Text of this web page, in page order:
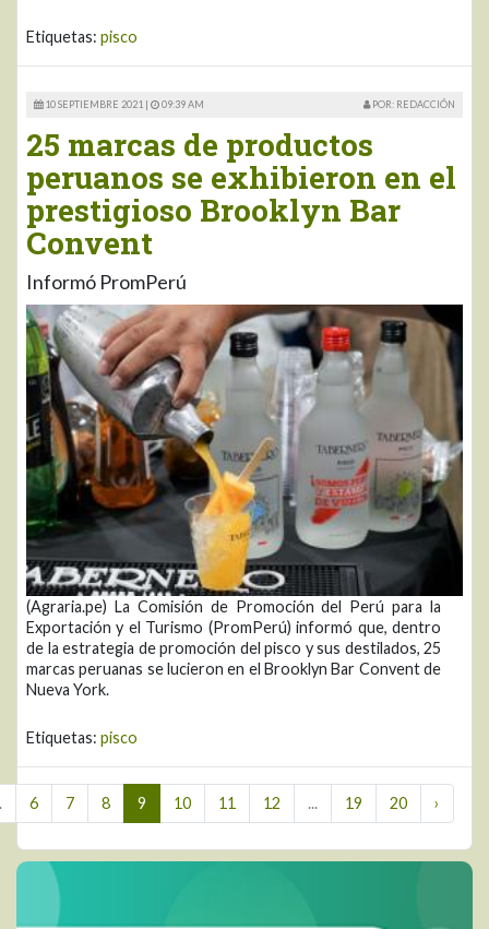
Etiquetas: pisco
10 SEPTIEMBRE 2021 | 09:39 AM POR: REDACCIÓN
25 marcas de productos
peruanos se exhibieron en el
prestigioso Brooklyn Bar
Convent
Informó PromPerú
(Agraria.pe) La Comisión de Promoción del Perú para la
Exportación y el Turismo (PromPerú) informó que, dentro
de la estrategia de promoción del pisco y sus destilados, 25
marcas peruanas se lucieron en el Brooklyn Bar Convent de
Nueva York.
Etiquetas: pisco
6 7 8 9 10 11 12 ... 19 20 ›